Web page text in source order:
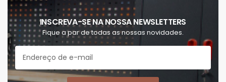
INSCREVA-SE NA NOSSA NEWSLETTERS
Fique a par de todas as nossas novidades.